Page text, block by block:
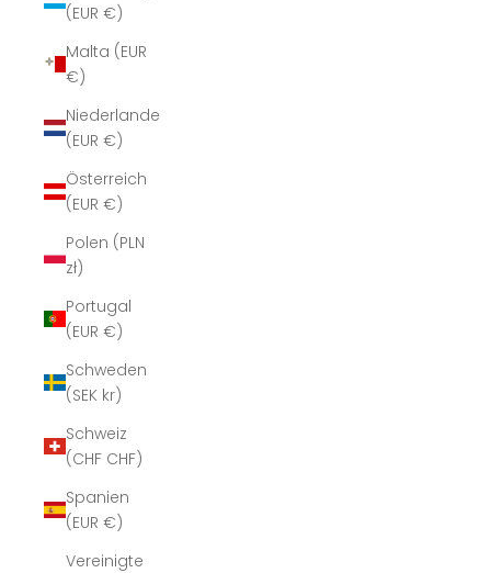
(EUR €)
Malta (EUR
€)
Niederlande
(EUR €)
Österreich
(EUR €)
Polen (PLN
zł)
Portugal
(EUR €)
Schweden
(SEK kr)
Schweiz
(CHF CHF)
Spanien
(EUR €)
Vereinigte